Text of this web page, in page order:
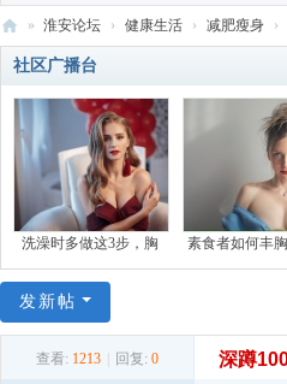
淮
安
网
» 淮安论坛 › 健康生活 › 减肥瘦身 ›
社区广播台
洗澡时多做这3步，胸 素食者如何丰
发新帖
查看: 1213 回复: 0 深蹲